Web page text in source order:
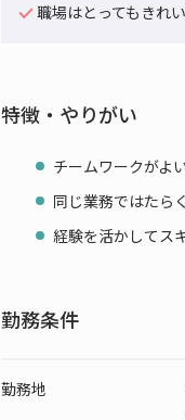
職場はとってもきれ
特徴・やりがい
チームワークがよ
同じ業務ではたら
経験を活かしてス
勤務条件
勤務地